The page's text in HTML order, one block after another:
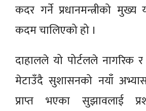
कदर गर्ने प्रधानमन्त्रीको
कदम चालिएको हो ।
दाहालले यो पोर्टलले नागरिक र
मेटाउँदै सुशासनको नयाँ
प्राप्त भएका सुझावलाई